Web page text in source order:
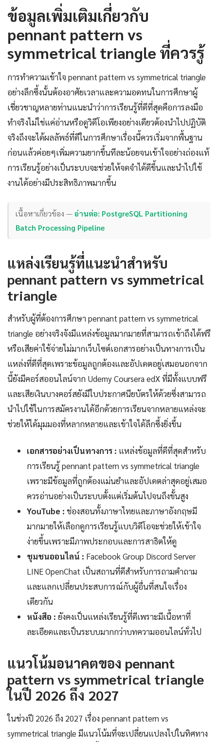
ข้อมูลเพิ่มเติมเกี่ยวกับ
pennant pattern vs
symmetrical triangle ที่ควรรู้
การทำความเข้าใจ pennant pattern vs symmetrical triangle
อย่างลึกซึ้งนั้นต้องอาศัยเวลาและความอดทนในการศึกษาผู้
เชี่ยวชาญหลายท่านแนะนำว่าการเรียนรู้ที่ดีที่สุดคือการลงมือ
ทำจริงไม่ใช่แค่อ่านหรือดูวิดีโอเพียงอย่างเดียวต้องนำไปปฏิบัติ
จริงถึงจะได้ผลลัพธ์ที่ดีในการศึกษาเรื่องนี้ควรเริ่มจากพื้นฐาน
ก่อนแล้วค่อยๆเพิ่มความยากขึ้นทีละน้อยจนเข้าใจอย่างถ่องแท้
การเรียนรู้อย่างเป็นระบบจะช่วยให้จดจำได้ดีขึ้นและนำไปใช้
งานได้อย่างมีประสิทธิภาพมากขึ้น
เนื้อหาเกี่ยวข้อง —อ่านต่อ: PostgreSQL Partitioning
Batch Processing Pipeline
แหล่งเรียนรู้ที่แนะนำสำหรับ
pennant pattern vs symmetrical
triangle
สำหรับผู้ที่ต้องการศึกษา pennant pattern vs symmetrical
triangle อย่างจริงจังมีแหล่งข้อมูลมากมายที่สามารถเข้าถึงได้ฟรี
หรือเสียค่าใช้จ่ายไม่มากเว็บไซต์เอกสารอย่างเป็นทางการเป็น
แหล่งที่ดีที่สุดเพราะข้อมูลถูกต้องและอัปเดตอยู่เสมอนอกจาก
นี้ยังมีคอร์สออนไลน์จาก Udemy Coursera edX ที่มีทั้งแบบฟรี
และเสียเงินบางคอร์สยังมีใบประกาศนียบัตรให้ด้วยซึ่งสามารถ
นำไปใช้ในการสมัครงานได้อีกด้วยการเรียนจากหลายแหล่งจะ
ช่วยให้ได้มุมมองที่หลากหลายและเข้าใจได้ลึกซึ้งยิ่งขึ้น
เอกสารอย่างเป็นทางการ : แหล่งข้อมูลที่ดีที่สุดสำหรับ
การเรียนรู้ pennant pattern vs symmetrical triangle
เพราะมีข้อมูลที่ถูกต้องแม่นยำและอัปเดตล่าสุดอยู่เสมอ
ควรอ่านอย่างเป็นระบบตั้งแต่เริ่มต้นไปจนถึงขั้นสูง
YouTube : ช่องสอนทั้งภาษาไทยและภาษาอังกฤษมี
มากมายให้เลือกดูการเรียนรู้แบบวิดีโอจะช่วยให้เข้าใจ
ง่ายขึ้นเพราะมีภาพประกอบและการสาธิตให้ดู
ชุมชนออนไลน์ : Facebook Group Discord Server
LINE OpenChat เป็นสถานที่ดีสำหรับการถามคำถาม
และแลกเปลี่ยนประสบการณ์กับผู้อื่นที่สนใจเรื่อง
เดียวกัน
หนังสือ : ยังคงเป็นแหล่งเรียนรู้ที่ดีเพราะมีเนื้อหาที่
ละเอียดและเป็นระบบมากกว่าบทความออนไลน์ทั่วไป
แนวโน้มอนาคตของ pennant
pattern vs symmetrical triangle
ในปี 2026 ถึง 2027
ในช่วงปี 2026 ถึง 2027 เรื่อง pennant pattern vs
symmetrical triangle มีแนวโน้มที่จะเปลี่ยนแปลงไปในทิศทาง